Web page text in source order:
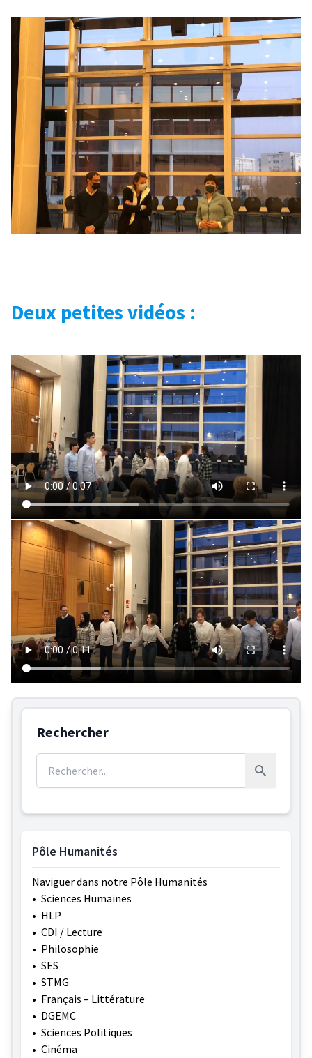
Deux petites vidéos :
Rechercher
Rechercher
Pôle Humanités
Naviguer dans notre Pôle Humanités
• Sciences Humaines
• HLP
• CDI / Lecture
• Philosophie
• SES
• STMG
• Français – Littérature
• DGEMC
• Sciences Politiques
• Cinéma